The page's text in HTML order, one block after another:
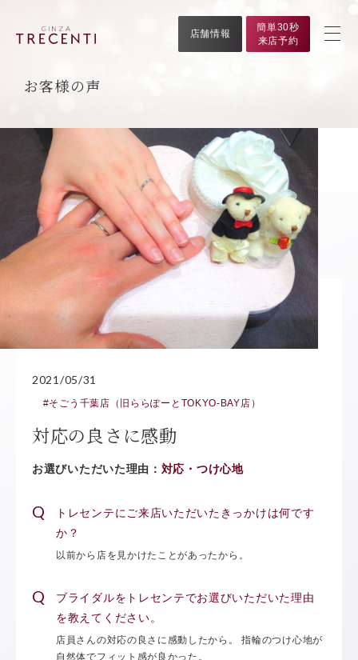
店舗情報
簡単30秒
来店予約
お客様の声
2021/05/31
#そごう千葉店（旧ららぽーとTOKYO-BAY店）
対応の良さに感動
お選びいただいた理由： 対応・つけ心地
トレセンテにご来店いただいたきっかけは何です
か？
以前から店を見かけたことがあったから。
ブライダルをトレセンテでお選びいただいた理由
を教えてください。
店員さんの対応の良さに感動したから。 指輪のつけ心地が
自然体でフィット感が良かった。